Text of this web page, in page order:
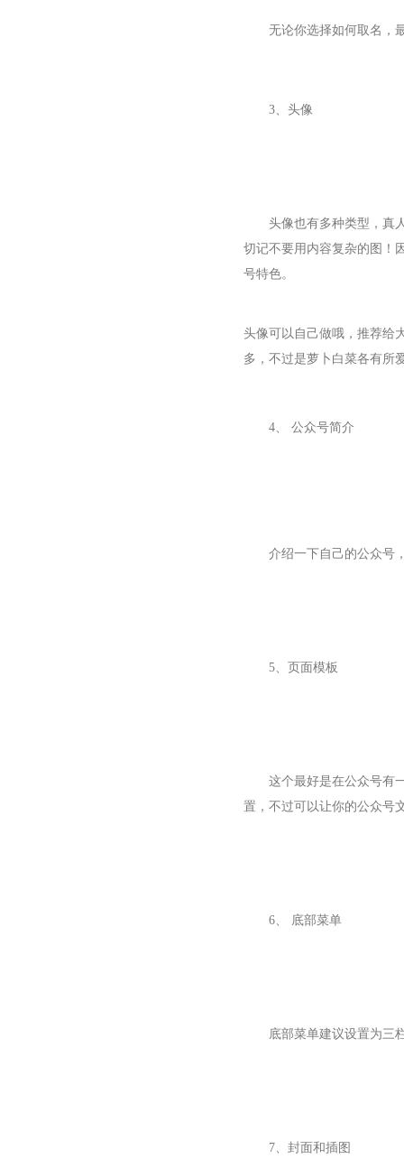
无论你选择如何取名，
3、头像
头像也有多种类型，真
切记不要用内容复杂的图！
号特色。
头像可以自己做哦，推荐给
多，不过是萝卜白菜各有所
4、 公众号简介
介绍一下自己的公众号
5、页面模板
这个最好是在公众号有
置，不过可以让你的公众号
6、 底部菜单
底部菜单建议设置为三
7、封面和插图